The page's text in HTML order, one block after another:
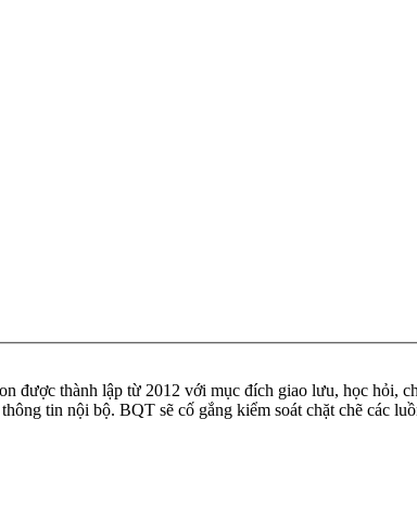
được thành lập từ 2012 với mục đích giao lưu, học hỏi,
tin nội bộ. BQT sẽ cố gắng kiểm soát chặt chẽ các